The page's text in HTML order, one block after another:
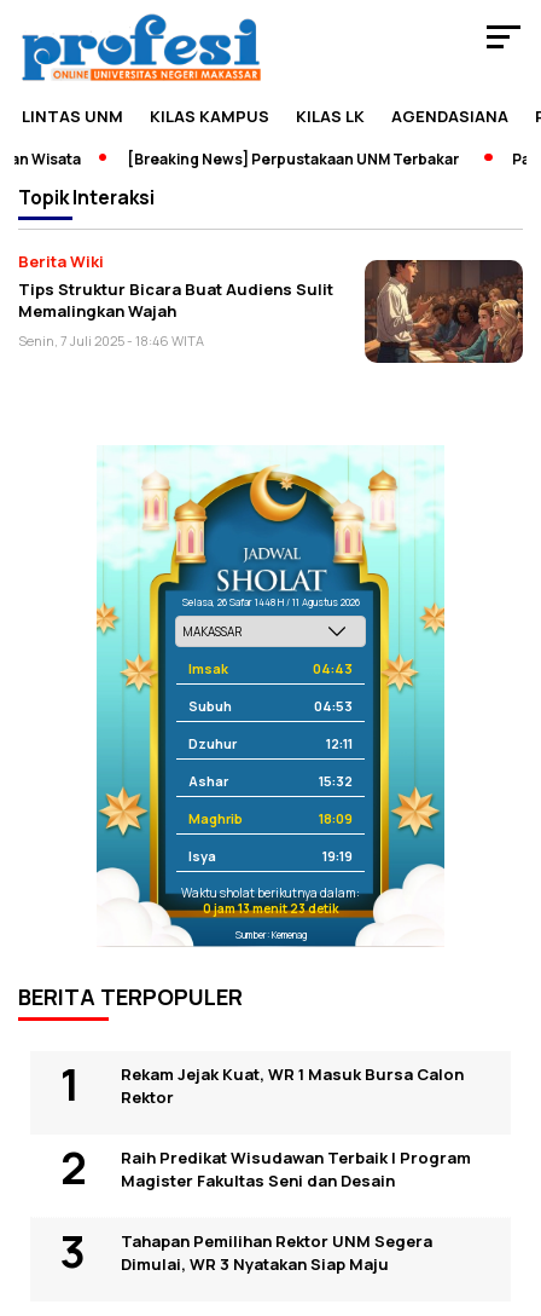
LINTAS UNM KILAS KAMPUS KILAS LK AGENDASIANA
Wisata [Breaking News] Perpustakaan UNM Terbakar
TopikInteraksi
Berita Wiki
Tips Struktur Bicara Buat Audiens Sulit
Memalingkan Wajah
Senin, 7 Juli 2025 - 18:46 WITA
Selasa, 26 Safar 1448 H / 11 Agustus 2026
Imsak 04:43
Subuh 04:53
Dzuhur 12:11
Ashar 15:32
Maghrib 18:09
Isya 19:19
Waktu sholat berikutnya dalam:
0 jam 13 menit 23 detik
Sumber: Kemenag
BERITA TERPOPULER
Rekam Jejak Kuat, WR 1 Masuk Bursa Calon
Rektor
Raih Predikat Wisudawan Terbaik I Program
Magister Fakultas Seni dan Desain
Tahapan Pemilihan Rektor UNM Segera
Dimulai, WR 3 Nyatakan Siap Maju